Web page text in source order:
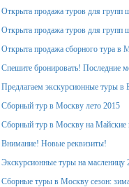
Открыта продажа туров для групп
Открыта продажа туров для групп
Открыта продажа сборного тура в
Спешите бронировать! Последние
Предлагаем экскурсионные туры в
Сборный тур в Москву лето 2015
Сборный тур в Москву на Майские
Внимание! Новые реквизиты!
Экскурсионные туры на масленицу
Сборные туры в Москву сезон: